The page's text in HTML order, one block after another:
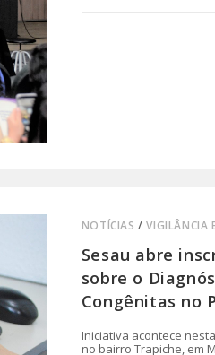
NOTÍCIAS /VIGILÂNCIA
Sesau abre
sobre o
Congênitas no
Iniciativa acontece
no bairro Trapiche, em